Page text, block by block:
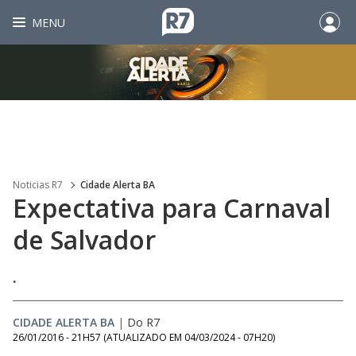
MENU
Noticias R7 Cidade Alerta BA
Expectativa para Carnaval
de Salvador
.
CIDADE ALERTA BA | Do R7
26/01/2016 - 21H57 (ATUALIZADO EM 04/03/2024 - 07H20)